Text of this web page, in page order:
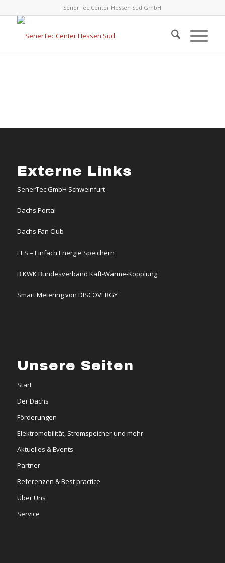
SenerTec Center Hessen Süd GmbH
Externe Links
SenerTec GmbH Schweinfurt
Dachs Portal
Dachs Fan Club
EES – Einfach Energie Speichern
B.KWK Bundesverband Kaft-Wärme-Kopplung
Smart Metering von DISCOVERGY
Unsere Seiten
Start
Der Dachs
Förderungen
Elektromobilität, Stromspeicher und mehr
Aktuelles & Events
Partner
Referenzen & Best practice
Über Uns
Service